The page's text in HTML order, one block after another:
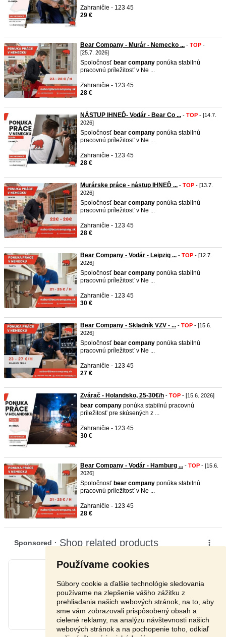
Používame cookies
Súbory cookie a ďalšie technológie sledovania
používame na zlepšenie vášho zážitku z
prehliadania našich webových stránok, na to, aby
sme vám zobrazovali prispôsobený obsah a
cielené reklamy, na analýzu návštevnosti našich
webových stránok a na pochopenie toho, odkiaľ
Zahraničie - 123 45
29 €
Bear Company - Murár - Nemecko ... - TOP -
[25.7. 2026]
Spoločnosť bear company ponúka stabilnú
pracovnú príležitosť v Ne ...
Zahraničie - 123 45
28 €
NÁSTUP IHNEĎ- Vodár - Bear Co ... - TOP - [14.7.
2026]
Spoločnosť bear company ponúka stabilnú
pracovnú príležitosť v Ne ...
Zahraničie - 123 45
28 €
Murárske práce - nástup IHNEĎ ... - TOP - [13.7.
2026]
Spoločnosť bear company ponúka stabilnú
pracovnú príležitosť v Ne ...
Zahraničie - 123 45
28 €
Bear Company - Vodár - Leipzig ... - TOP - [12.7.
2026]
Spoločnosť bear company ponúka stabilnú
pracovnú príležitosť v Ne ...
Zahraničie - 123 45
30 €
Bear Company - Skladník VZV - ... - TOP - [15.6.
2026]
Spoločnosť bear company ponúka stabilnú
pracovnú príležitosť v Ne ...
Zahraničie - 123 45
27 €
Zvárač - Holandsko, 25-30€/h - TOP - [15.6. 2026]
bear company ponúka stabilnú pracovnú
príležitosť pre skúsených z ...
Zahraničie - 123 45
30 €
Bear Company - Vodár - Hamburg ... - TOP - [15.6.
2026]
Spoločnosť bear company ponúka stabilnú
pracovnú príležitosť v Ne ...
Zahraničie - 123 45
28 €